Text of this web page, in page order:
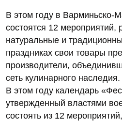
В этом году в Варминьско-
состоятся 12
натуральные и
праздниках свои товары
производители,
сеть кулинарного наследия.
В этом году календарь
утвержденный властями
состоять из 12